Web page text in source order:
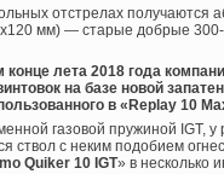
отстрелах получаются
мм) — старые добрые
лета 2018 года
на базе новой
в «Replay 10
газовой пружиной IGT, у
ствол с неким подобием
Quiker 10 IGT» в несколько